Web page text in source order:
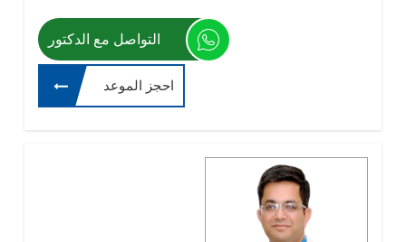
التواصل مع الدكتور
احجز الموعد